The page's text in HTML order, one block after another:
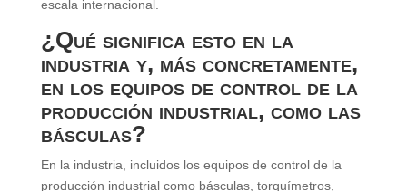
escala internacional.
¿Qué significa esto en la
industria y, más concretamente,
en los equipos de control de la
producción industrial, como las
básculas?
En la industria, incluidos los equipos de control de la
producción industrial como básculas, torquímetros,